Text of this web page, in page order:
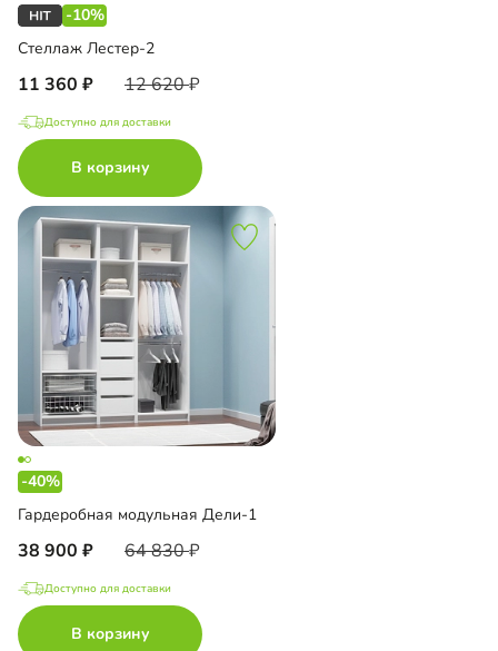
-10%
Стеллаж Лестер-2
11 360 12 620
Доступно для доставки
В корзину
-40%
Гардеробная модульная Дели-1
38 900 64 830
Доступно для доставки
В корзину